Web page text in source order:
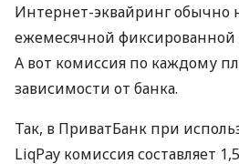
Интернет-эквайринг обычно
ежемесячной фиксированной
А вот комиссия по каждому
зависимости от банка.
Так, в ПриватБанк при
LiqPay комиссия составляет